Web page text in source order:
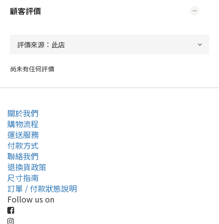
顧客評價
尚未有任何評價
關於我們
購物流程
運送服務
付款方式
聯絡我們
退換貨政策
尺寸指南
訂單 / 付款狀態說明
Follow us on